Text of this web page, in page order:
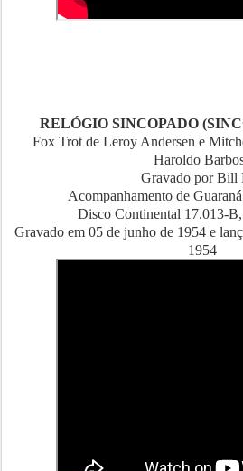
RELÓGIO SINCOPADO
Fox Trot de Leroy Andersen e
Haroldo
Gravado por Bill
Acompanhamento de
Disco Continental 17.013-
Gravado em 05 de junho de 1954 e
1954